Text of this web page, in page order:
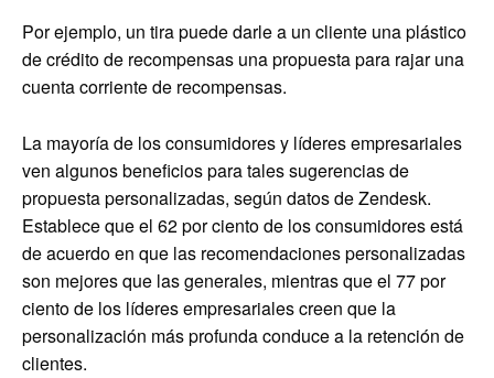
Por ejemplo, un tira puede darle a un cliente una plástico
de crédito de recompensas una propuesta para rajar una
cuenta corriente de recompensas.
La mayoría de los consumidores y líderes empresariales
ven algunos beneficios para tales sugerencias de
propuesta personalizadas, según datos de Zendesk.
Establece que el 62 por ciento de los consumidores está
de acuerdo en que las recomendaciones personalizadas
son mejores que las generales, mientras que el 77 por
ciento de los líderes empresariales creen que la
personalización más profunda conduce a la retención de
clientes.